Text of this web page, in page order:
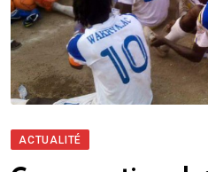
ACTUALITÉ